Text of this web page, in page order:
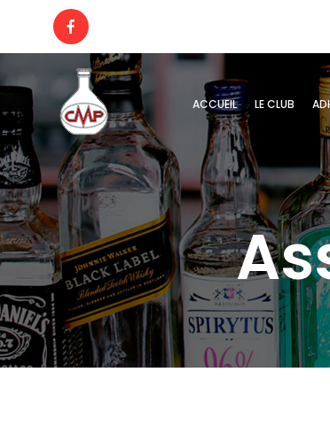
ACCUEIL LE CLUB